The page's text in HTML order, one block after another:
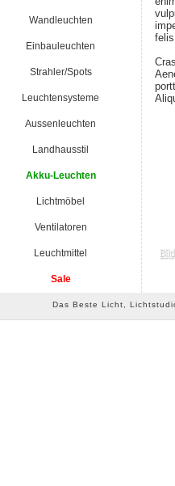
Wandleuchten
Einbauleuchten
Strahler/Spots
Leuchtensysteme
Aussenleuchten
Landhausstil
Akku-Leuchten
Lichtmöbel
Ventilatoren
Leuchtmittel
Sale
Das Beste Licht,